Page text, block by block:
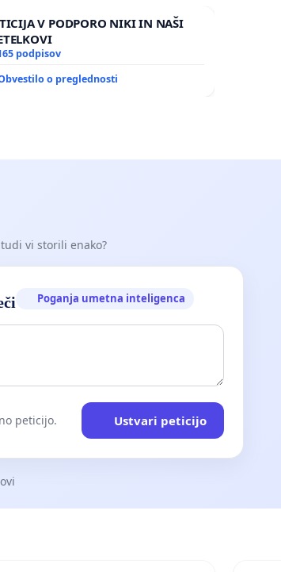
V PODPORO NIKI IN NAŠI
podpisov
o preglednosti
vi storili enako?
Poganja umetna inteligenca
peticijo. Ustvari peticijo